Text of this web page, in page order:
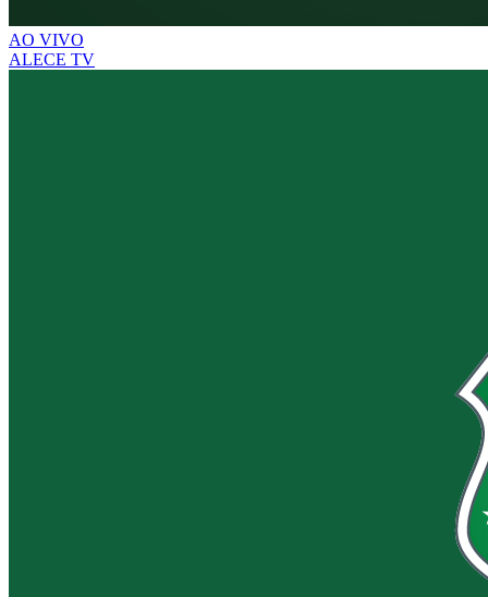
AO VIVO
ALECE TV